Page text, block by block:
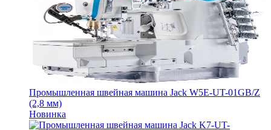
Промышленная швейная машина Jack W5E-UT-01GB/Z
(2,8 мм)
Новинка